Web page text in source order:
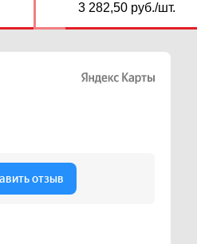
3 282,50 руб./шт.